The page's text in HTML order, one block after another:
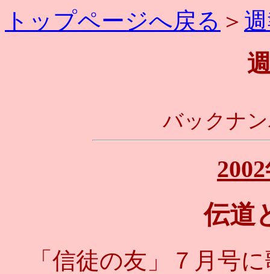
トップページへ戻る ＞
バックナ
伝道
「信徒の友」７月号